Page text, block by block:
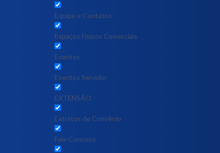
Equipe e Contatos
Espaços Físicos Comerciais
Eventos
Eventos Servidor
EXTENSÃO
Extratos de Convênio
Fale Conosco